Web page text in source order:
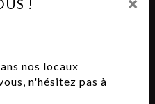
!
nos locaux
n'hésitez pas à